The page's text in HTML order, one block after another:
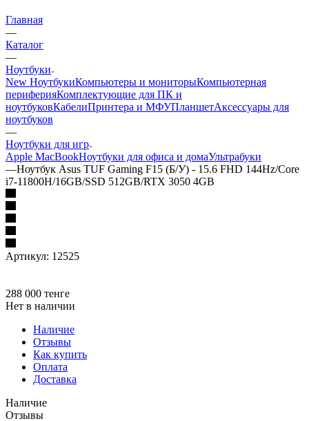
Главная
—
Каталог
—
Ноутбуки
New НоутбукиКомпьютеры и мониторыКомпьютерная
периферияКомплектующие для ПК и
ноутбуковКабелиПринтера и МФУПланшетАксессуары для
ноутбуков
—
Ноутбуки для игр
Apple MacBookНоутбуки для офиса и домаУльтрабуки
—Ноутбук Asus TUF Gaming F15 (Б/У) - 15.6 FHD 144Hz/Core
i7-11800H/16GB/SSD 512GB/RTX 3050 4GB
Артикул: 12525
288 000 тенге
Нет в наличии
Наличие
Отзывы
Как купить
Оплата
Доставка
Наличие
Отзывы